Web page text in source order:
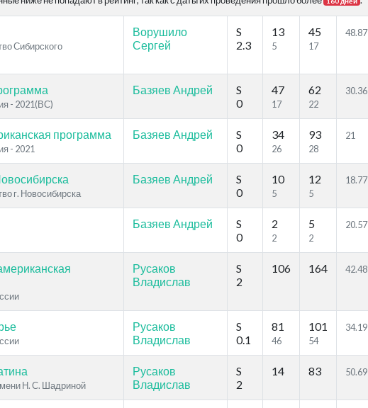
Сибирского
Ворушило
Сергей
S
2.3
13
5
45
17
48.87
- 2021(ВС)
Базяев Андрей
S
0
47
17
62
22
30.36
программа
- 2021
Базяев Андрей
S
0
34
26
93
28
21
г. Новосибирска
Базяев Андрей
S
0
10
5
12
5
18.77
Базяев Андрей
S
0
2
2
5
2
20.57
Русаков
Владислав
S
2
106 164 42.48
Русаков
Владислав
S
0.1
81
46
101
54
34.19
Н. С. Шадриной
Русаков
Владислав
S
2
14 83 50.69